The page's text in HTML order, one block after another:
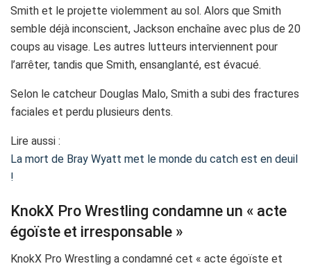
Smith et le projette violemment au sol. Alors que Smith
semble déjà inconscient, Jackson enchaîne avec plus de 20
coups au visage. Les autres lutteurs interviennent pour
l’arrêter, tandis que Smith, ensanglanté, est évacué.
Selon le catcheur Douglas Malo, Smith a subi des fractures
faciales et perdu plusieurs dents.
Lire aussi :
La mort de Bray Wyatt met le monde du catch est en deuil
!
KnokX Pro Wrestling condamne un « acte
égoïste et irresponsable »
KnokX Pro Wrestling a condamné cet « acte égoïste et